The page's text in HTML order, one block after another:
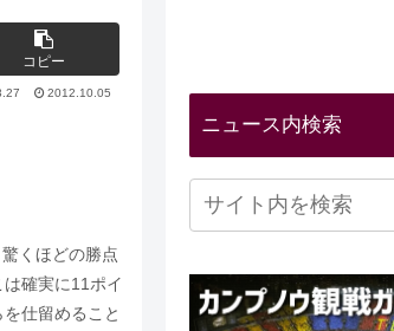
コピー
2012.10.05
くほどの勝点
確実に11ポイ
仕留めること
ニュース内検索